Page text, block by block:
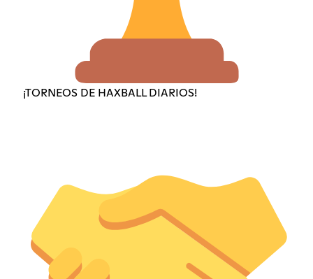
¡TORNEOS DE HAXBALL DIARIOS!